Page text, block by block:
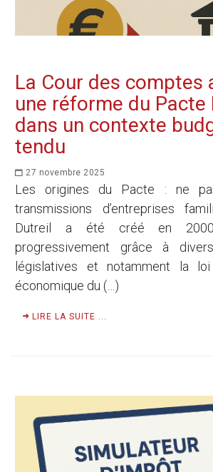
La Cour des comptes
une réforme du Pacte
dans un contexte
tendu
27 novembre 2025
Les origines du Pacte : ne
transmissions d’entreprises
Dutreil a été créé en
progressivement grâce à
législatives et notamment la loi
économique du (…)
LIRE LA SUITE ...